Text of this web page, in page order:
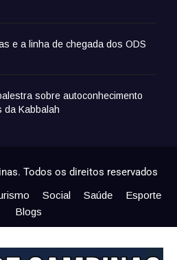
e a linha de chegada dos ODS
sobre autoconhecimento
da Kabbalah
Todos os direitos reservados
Social Saúde
Esporte
Blogs